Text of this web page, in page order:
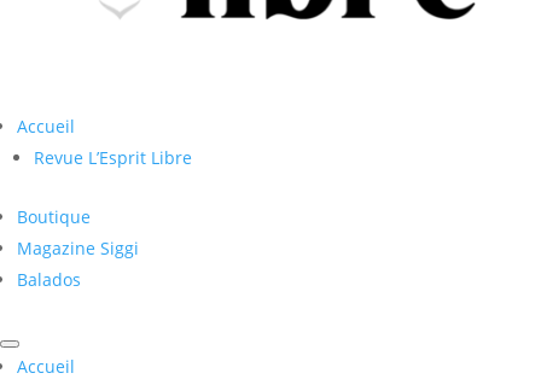
Accueil
Revue L’Esprit Libre
Boutique
Magazine Siggi
Balados
Accueil